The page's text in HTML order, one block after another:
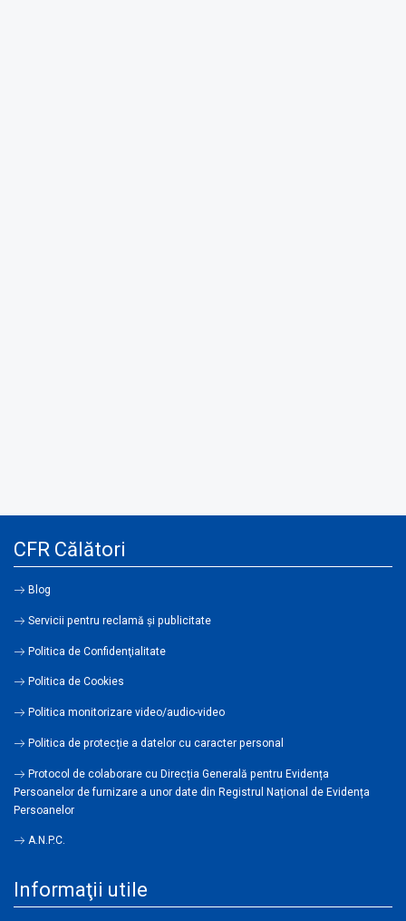
CFR Călători
Blog
Servicii pentru reclamă și publicitate
Politica de Confidenţialitate
Politica de Cookies
Politica monitorizare video/audio-video
Politica de protecție a datelor cu caracter personal
Protocol de colaborare cu Direcția Generală pentru Evidența
Persoanelor de furnizare a unor date din Registrul Național de Evidența
Persoanelor
A.N.P.C.
Informaţii utile